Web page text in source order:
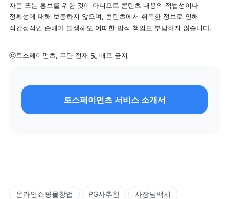
자문 또는 홍보를 위한 것이 아니므로 콘텐츠 내용의 적법성이나
정확성에 대해 보증하지 않으며, 콘텐츠에서 취득한 정보로 인해
직간접적인 손해가 발생해도 어떠한 법적 책임도 부담하지 않습니다.
ⓒ토스페이먼츠, 무단 전재 및 배포 금지
토스페이먼츠 서비스 소개서
온라인쇼핑몰창업 PG사추천 사장님백서